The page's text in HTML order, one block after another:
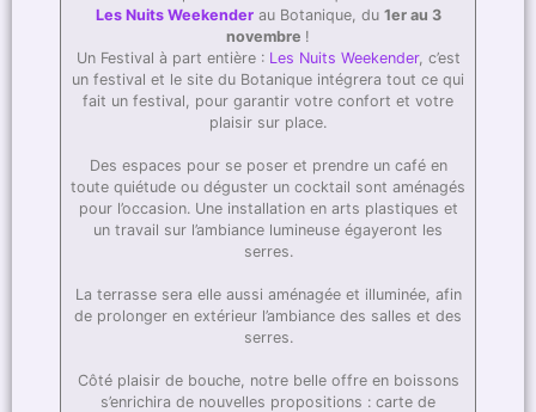
Les Nuits Weekenderau Botanique, du 1er au 3
novembre !
Un Festival à part entière : Les Nuits Weekender, c’est
un festival et le site du Botanique intégrera tout ce qui
fait un festival, pour garantir votre confort et votre
plaisir sur place.
Des espaces pour se poser et prendre un café en
toute quiétude ou déguster un cocktail sont aménagés
pour l’occasion. Une installation en arts plastiques et
un travail sur l’ambiance lumineuse égayeront les
serres.
La terrasse sera elle aussi aménagée et illuminée, afin
de prolonger en extérieur l’ambiance des salles et des
serres.
Côté plaisir de bouche, notre belle offre en boissons
s’enrichira de nouvelles propositions : carte de